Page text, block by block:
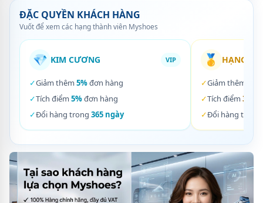
ĐẶC QUYỀN KHÁCH HÀNG
Vuốt để xem các hạng thành viên Myshoes
💎 KIM CƯƠNG VIP
✓Giảm thêm 5%đơn hàng
✓Tích điểm 5%đơn hàng
✓Đổi hàng trong 365 ngày
🥇 HẠNG
✓Giảm thêm
✓Tích điểm 3%
✓Đổi hàng trong